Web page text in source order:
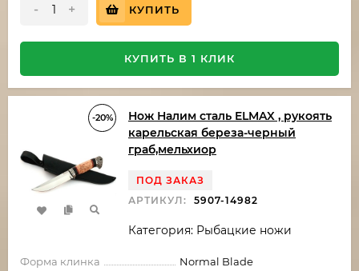
- + КУПИТЬ
КУПИТЬ В 1 КЛИК
-20%
Нож Налим сталь ELMAX , рукоять
карельская береза-черный
граб,мельхиор
ПОД ЗАКАЗ
АРТИКУЛ:
5907-14982
Категория: Рыбацкие ножи
Форма клинка
Normal Blade